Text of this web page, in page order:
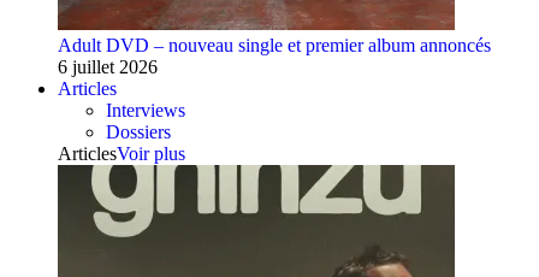
Adult DVD – nouveau single et premier album annoncés
6 juillet 2026
Articles
Interviews
Dossiers
ArticlesVoir plus